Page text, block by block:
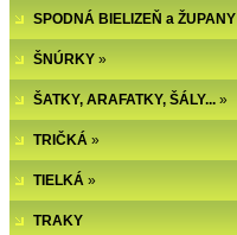
SPODNÁ BIELIZEŇ a ŽUPANY
ŠNÚRKY »
ŠATKY, ARAFATKY, ŠÁLY... »
TRIČKÁ »
TIELKÁ »
TRAKY